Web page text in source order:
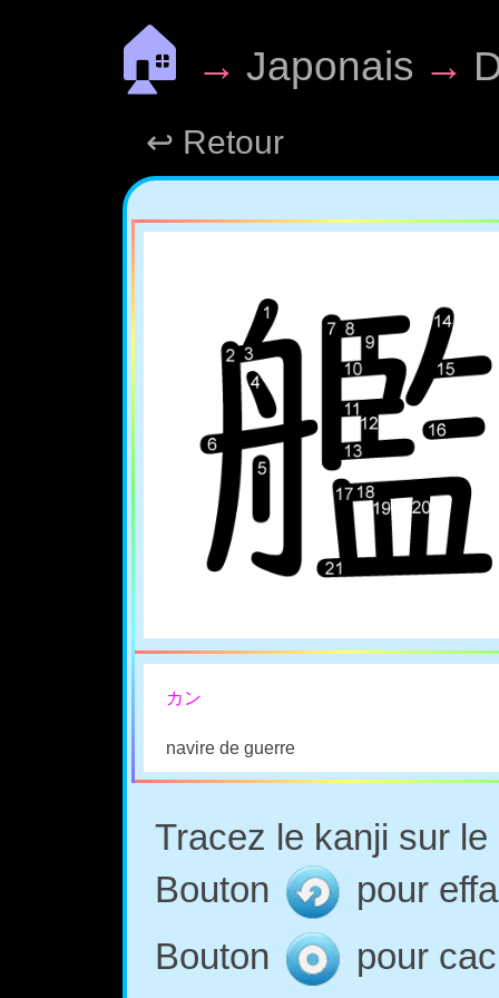
🏠 → Japonais →
↩ Retour
カン
navire de guerre
Tracez le kanji sur
Bouton
pour
Bouton
pour